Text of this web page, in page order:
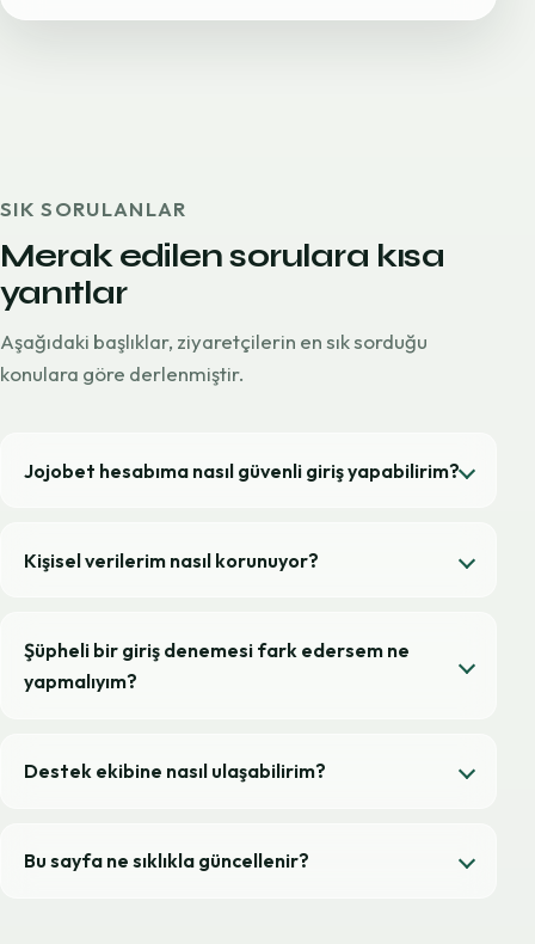
SIK SORULANLAR
Merak edilen sorulara kısa
yanıtlar
Aşağıdaki başlıklar, ziyaretçilerin en sık sorduğu
konulara göre derlenmiştir.
Jojobet hesabıma nasıl güvenli giriş yapabilirim?
Kişisel verilerim nasıl korunuyor?
Şüpheli bir giriş denemesi fark edersem ne
yapmalıyım?
Destek ekibine nasıl ulaşabilirim?
Bu sayfa ne sıklıkla güncellenir?